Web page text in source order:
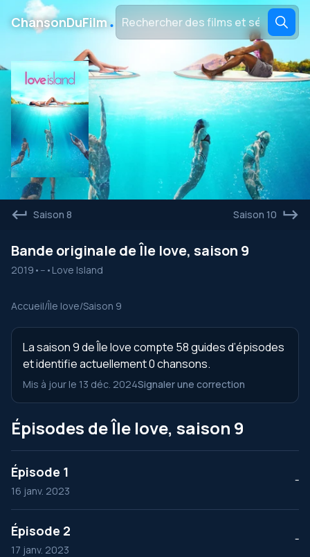
ChansonDuFilm․
Saison 8 Saison 10
Bande originale de Île love, saison 9
2019 • -- • Love Island
Accueil/Île love/Saison 9
La saison 9 de Île love compte 58 guides d’épisodes
et identifie actuellement 0 chansons.
Mis à jour le 13 déc. 2024Signaler une correction
Épisodes de Île love, saison 9
Épisode 1
16 janv. 2023
--
Épisode 2
17 janv. 2023
--